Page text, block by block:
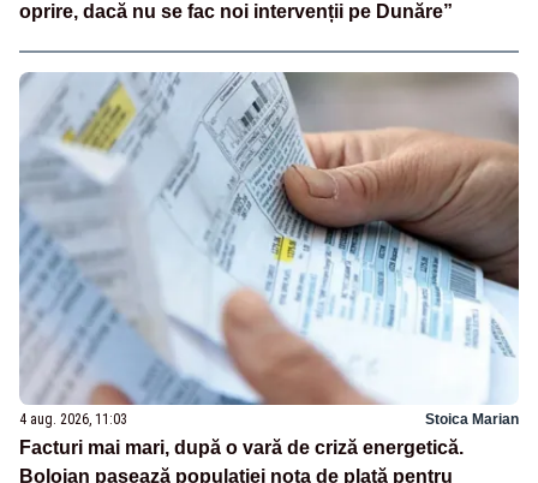
oprire, dacă nu se fac noi intervenții pe Dunăre”
4 aug. 2026, 11:03 Stoica Marian
Facturi mai mari, după o vară de criză energetică.
Bolojan pasează populației nota de plată pentru